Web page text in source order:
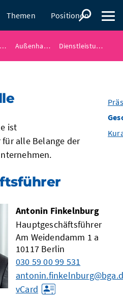
Großhandel Außenhandel Dienstleistungen
Themen Positionen
ist
alle Belange der
Antonin Finkelnburg
Hauptgeschäftsführer
Am Weidendamm 1 a
10117 Berlin
030 59 00 99 531
vCard